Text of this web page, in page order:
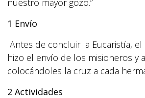
nuestro mayor gozo.”
1 Envío
Antes de concluir la Eucaristía,
hizo el envío de los misioneros y
colocándoles la cruz a cada
2 Actividades